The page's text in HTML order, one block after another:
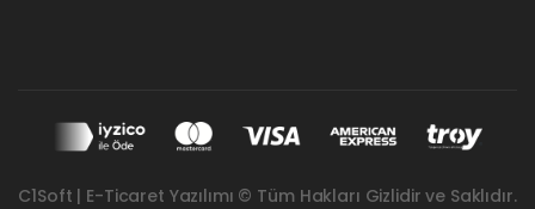
C1Soft | E-Ticaret Yazılımı © Tüm Hakları Gizlidir ve Saklıdır.